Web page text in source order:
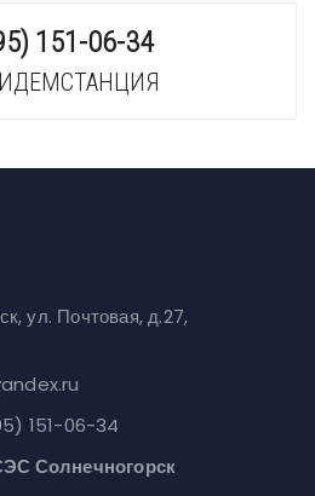
151-06-34
ул. Почтовая, д.27,
151-06-34
Солнечногорск